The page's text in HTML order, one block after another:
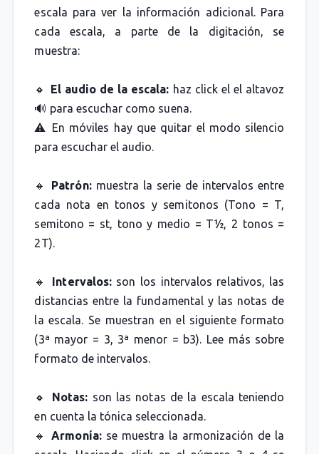
escala para ver la información adicional. Para
cada escala, a parte de la digitación, se
muestra:
🔸 El audio de la escala: haz click el el altavoz
🔊 para escuchar como suena.
⚠️ En móviles hay que quitar el modo silencio
para escuchar el audio.
🔸 Patrón:muestra la serie de intervalos entre
cada nota en tonos y semitonos (Tono = T,
semitono = st, tono y medio = T½, 2 tonos =
2T).
🔸 Intervalos:son los intervalos relativos, las
distancias entre la fundamental y las notas de
la escala. Se muestran en el siguiente formato
(3ª mayor = 3, 3ª menor = b3). Lee más sobre
formato de intervalos.
🔸 Notas: son las notas de la escala teniendo
en cuenta la tónica seleccionada.
🔸Armonía:se muestra la armonización de la